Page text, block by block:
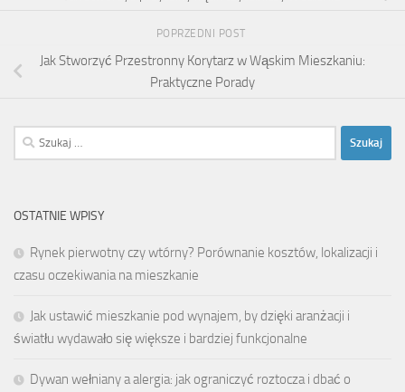
POPRZEDNI POST
Jak Stworzyć Przestronny Korytarz w Wąskim Mieszkaniu:
Praktyczne Porady
Szukaj:
OSTATNIE WPISY
Rynek pierwotny czy wtórny? Porównanie kosztów, lokalizacji i
czasu oczekiwania na mieszkanie
Jak ustawić mieszkanie pod wynajem, by dzięki aranżacji i
światłu wydawało się większe i bardziej funkcjonalne
Dywan wełniany a alergia: jak ograniczyć roztocza i dbać o